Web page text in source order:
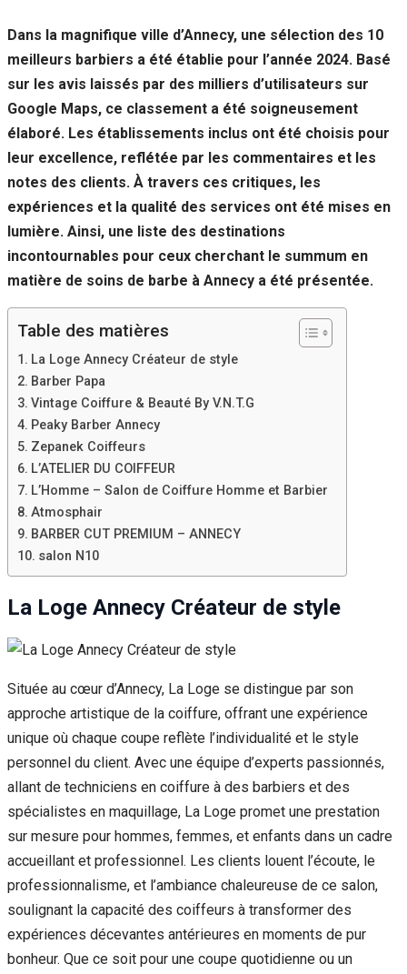
Dans la magnifique ville d’Annecy, une sélection des 10
meilleurs barbiers a été établie pour l’année 2024. Basé
sur les avis laissés par des milliers d’utilisateurs sur
Google Maps, ce classement a été soigneusement
élaboré. Les établissements inclus ont été choisis pour
leur excellence, reflétée par les commentaires et les
notes des clients. À travers ces critiques, les
expériences et la qualité des services ont été mises en
lumière. Ainsi, une liste des destinations
incontournables pour ceux cherchant le summum en
matière de soins de barbe à Annecy a été présentée.
Table des matières
La Loge Annecy Créateur de style
Barber Papa
Vintage Coiffure & Beauté By V.N.T.G
Peaky Barber Annecy
Zepanek Coiffeurs
L’ATELIER DU COIFFEUR
L’Homme – Salon de Coiffure Homme et Barbier
Atmosphair
BARBER CUT PREMIUM – ANNECY
salon N10
La Loge Annecy Créateur de style
Située au cœur d’Annecy, La Loge se distingue par son
approche artistique de la coiffure, offrant une expérience
unique où chaque coupe reflète l’individualité et le style
personnel du client. Avec une équipe d’experts passionnés,
allant de techniciens en coiffure à des barbiers et des
spécialistes en maquillage, La Loge promet une prestation
sur mesure pour hommes, femmes, et enfants dans un cadre
accueillant et professionnel. Les clients louent l’écoute, le
professionnalisme, et l’ambiance chaleureuse de ce salon,
soulignant la capacité des coiffeurs à transformer des
expériences décevantes antérieures en moments de pur
bonheur. Que ce soit pour une coupe quotidienne ou un
aussi bien que
possible lors
de votre visite.
Si vous
refusez ces
cookies,
fonctionnalités
disparaîtront
du site Web.
Marketing
En partageant
votre
comportement
visitez notre
site, vous
augmentez les
chances de
voir du
contenu et des
offres
personnalisés.